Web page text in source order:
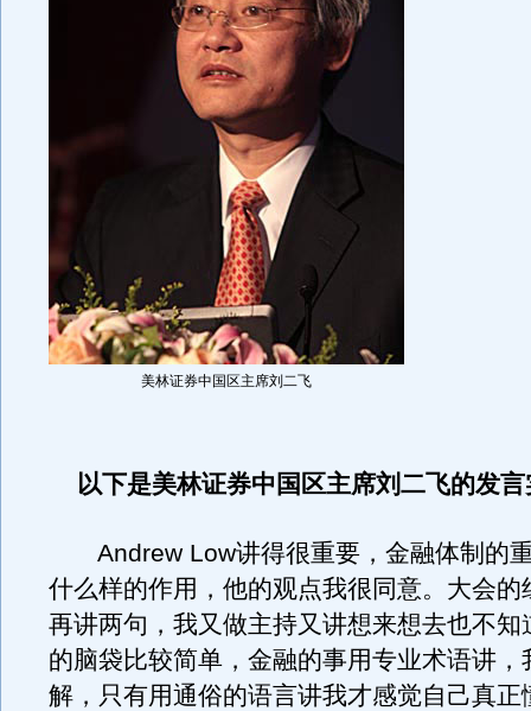
美林证券中国区主席刘二飞
以下是美林证券中国区主席刘二飞的发
Andrew Low讲得很重要，金融体制的
什么样的作用，他的观点我很同意。大会的
再讲两句，我又做主持又讲想来想去也不知
的脑袋比较简单，金融的事用专业术语讲，
解，只有用通俗的语言讲我才感觉自己真正